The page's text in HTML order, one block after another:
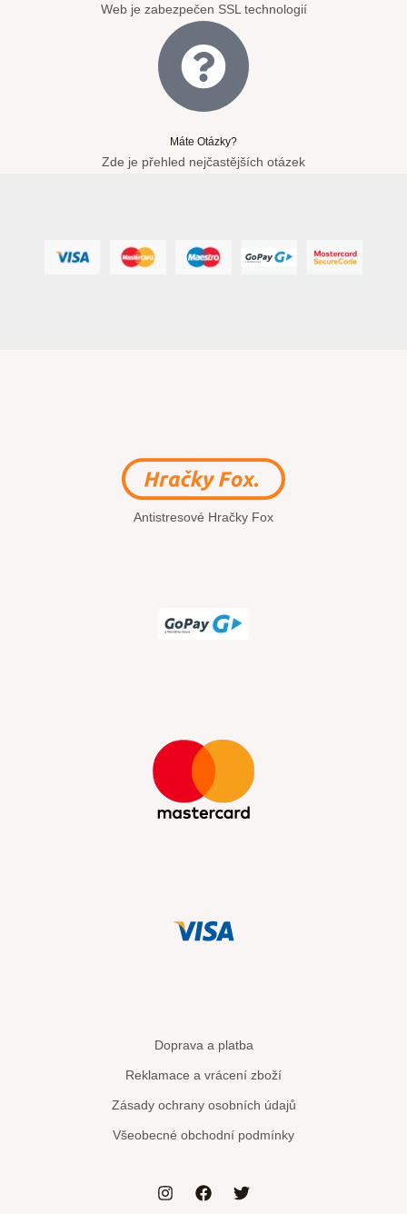
Web je zabezpečen SSL technologií
Máte Otázky?
Zde je přehled nejčastějších otázek
Antistresové Hračky Fox
Doprava a platba
Reklamace a vrácení zboží
Zásady ochrany osobních údajů
Všeobecné obchodní podmínky